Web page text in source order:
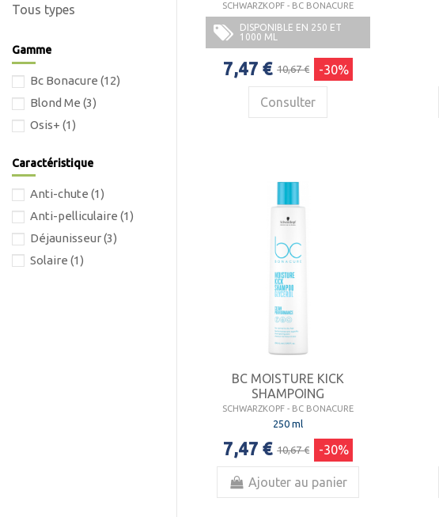
SCHWARZKOPF - BC BONACURE
DISPONIBLE EN 250 ET
1000 ML
7,47 € 10,67 € -30%
Consulter
BC MOISTURE KICK
SHAMPOING
SCHWARZKOPF - BC BONACURE
250 ml
7,47 € 10,67 € -30%
Ajouter au panier
Tous types
Gamme
Bc Bonacure (12)
Blond Me (3)
Osis+ (1)
Caractéristique
Anti-chute (1)
Anti-pelliculaire (1)
Déjaunisseur(3)
Solaire (1)